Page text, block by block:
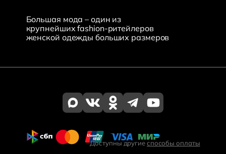
Большая мода – один из
крупнейших fashion-ритейлеров
женской одежды больших размеров
Доступны другиеспособы оплаты